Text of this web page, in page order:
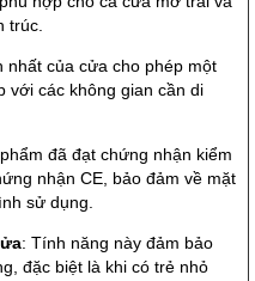
trúc.
nhất của cửa cho phép một
với các không gian cần di
đã đạt chứng nhận kiểm
nhận CE, bảo đảm về mặt
sử dụng.
: Tính năng này đảm bảo
đặc biệt là khi có trẻ nhỏ